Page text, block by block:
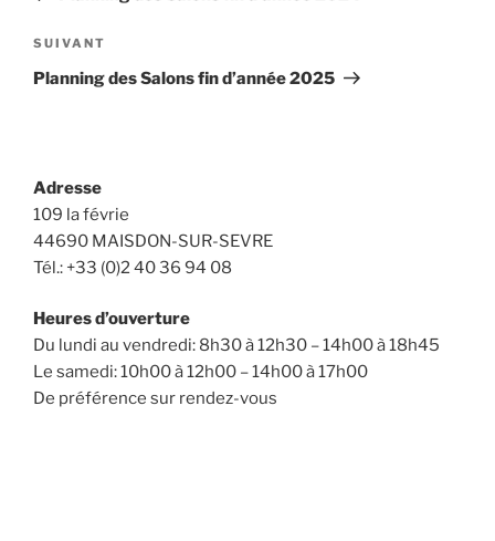
l’article
Article
suivant
SUIVANT
Planning des Salons fin d’année 2025
Adresse
109 la févrie
44690 MAISDON-SUR-SEVRE
Tél.: +33 (0)2 40 36 94 08
Heures d’ouverture
Du lundi au vendredi: 8h30 à 12h30 – 14h00 à 18h45
Le samedi: 10h00 à 12h00 – 14h00 à 17h00
De préférence sur rendez-vous